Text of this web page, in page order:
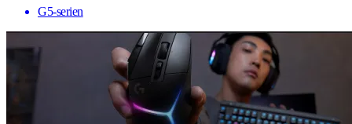
G5-serien